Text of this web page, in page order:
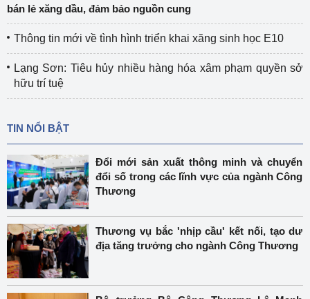
bán lẻ xăng dầu, đảm bảo nguồn cung
Thông tin mới về tình hình triển khai xăng sinh học E10
Lạng Sơn: Tiêu hủy nhiều hàng hóa xâm phạm quyền sở
hữu trí tuệ
TIN NỔI BẬT
Đổi mới sản xuất thông minh và chuyển
đổi số trong các lĩnh vực của ngành Công
Thương
Thương vụ bắc 'nhịp cầu' kết nối, tạo dư
địa tăng trưởng cho ngành Công Thương